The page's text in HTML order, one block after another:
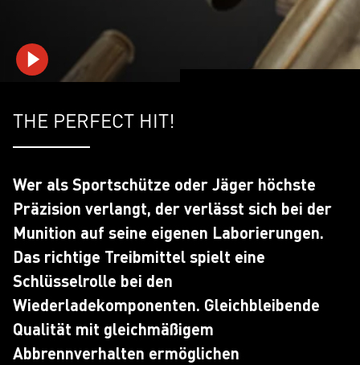
playVideo
THE PERFECT HIT!
Wer als Sportschütze oder Jäger höchste
Präzision verlangt, der verlässt sich bei der
Munition auf seine eigenen Laborierungen.
Das richtige Treibmittel spielt eine
Schlüsselrolle bei den
Wiederladekomponenten. Gleichbleibende
Qualität mit gleichmäßigem
Abbrennverhalten ermöglichen